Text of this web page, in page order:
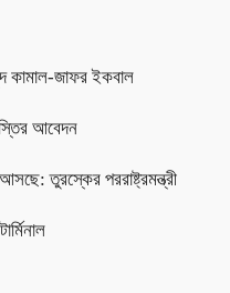
কামাল-জাফর ইকবাল
আবেদন
তুরস্কের পররাষ্ট্রমন্ত্রী